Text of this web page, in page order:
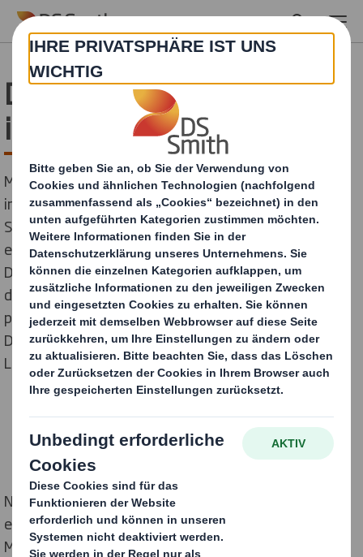
Skip to main content
DS Smith setzt Highlight
im Flexodruck
Mit seiner limitierten Sternbild-Edition machte Henkell
im Handel für kurze Zeit Lust auf prickelnden
Sektgenuss unter nächtlichem Firmament. Genauso
eindrucksvoll wie die exklusive Flaschenedition von
Deutschlands meistexportierter Sektmarke war auch
das Druckbild auf der von DS Smith im Flexovordruck
produzierten Transport- und Verkaufsverpackung. Der
Druck zeichnet sich durch hohe Farbbrillanz, intensive
Leuchtkraft und gestochen scharfe Bilddetails aus.
Nicht zuletzt dank technologischer Innovationen
erschließt sich der Flexodruck kontinuierlich neue
Märkte. Insbesondere im Verpackungsbereich gilt er